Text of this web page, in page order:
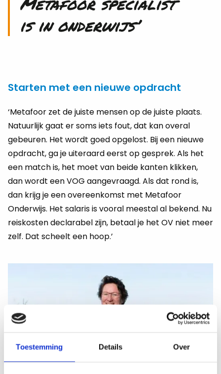
Toestemming Details Over
is in onderwijs’
Starten met een nieuwe opdracht
‘Metafoor zet de juiste mensen op de juiste plaats.
Natuurlijk gaat er soms iets fout, dat kan overal
gebeuren. Het wordt goed opgelost. Bij een nieuwe
opdracht, ga je uiteraard eerst op gesprek. Als het
een match is, het moet van beide kanten klikken,
dan wordt een VOG aangevraagd. Als dat rond is,
dan krijg je een overeenkomst met Metafoor
Onderwijs. Het salaris is vooral meestal al bekend. Nu
reiskosten declarabel zijn, betaal je het OV niet meer
zelf. Dat scheelt een hoop.’